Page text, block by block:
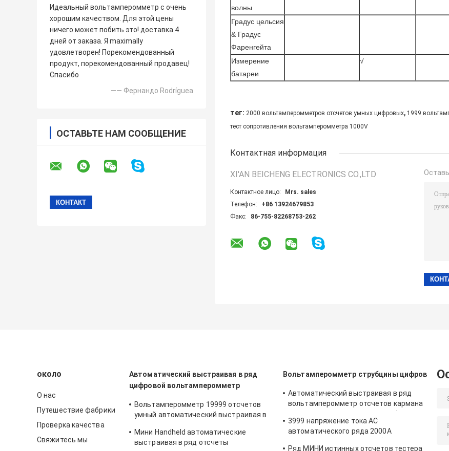
Идеальный вольтамперомметр с очень
хорошим качеством. Для этой цены
ничего может побить это! доставка 4
дней от заказа. Я maximally
удовлетворен! Порекомендованный
продукт, порекомендованный продавец!
Спасибо
—— Фернандо Rodríguea
ОСТАВЬТЕ НАМ СООБЩЕНИЕ
волны
Градус цельсия
& Градус
Фаренгейта
Измерение
батареи
√
тег: 2000 вольтамперомметров отсчетов умных цифровых, 1999
тест сопротивления вольтамперомметра 1000V
Контактная информация
XI'AN BEICHENG ELECTRONICS CO.,LTD
Контактное лицо:
Mrs. sales
Телефон:
+86 13924679853
Факс:
86-755-82268753-262
около
О нас
Путешествие фабрики
Проверка качества
Свяжитесь мы
Автоматический выстраивая в ряд
цифровой вольтамперомметр
Вольтамперомметр 19999 отсчетов
умный автоматический выстраивая в
тестер контржурным светом RMS
Мини Handheld автоматические
выстраивая в ряд отсчеты
Вольтамперомметр струбцины цифров
Автоматический выстраивая в ряд
вольтамперомметр отсчетов кармана
3999 напряжение тока AC
автоматического ряда 2000A
Ряд МИНИ истинных отсчетов тестера